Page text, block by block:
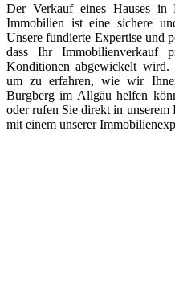
Der Verkauf eines Hauses
Immobilien ist eine sichere
Unsere fundierte Expertise und
dass Ihr Immobilienverkauf
Konditionen abgewickelt wird.
um zu erfahren, wie wir
Burgberg im Allgäu helfen
oder rufen Sie direkt in unserem
mit einem unserer